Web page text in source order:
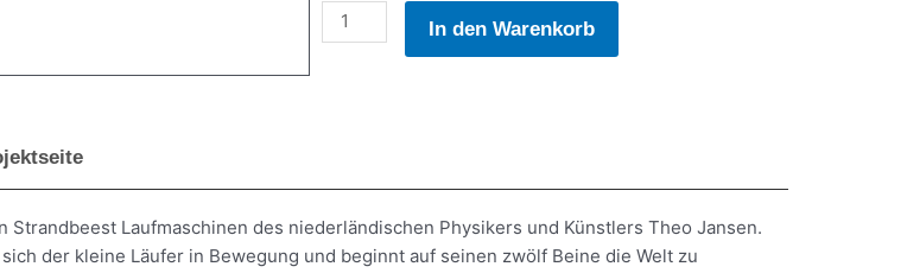
Strandbeest
-
In den Warenkorb
Laufmaschinen des niederländischen Physikers und Künstlers Theo Jansen.
der kleine Läufer in Bewegung und beginnt auf seinen zwölf Beine die Welt zu